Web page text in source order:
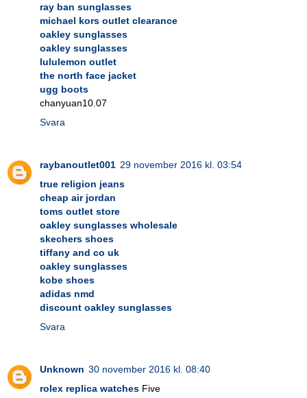
ray ban sunglasses
michael kors outlet clearance
oakley sunglasses
oakley sunglasses
lululemon outlet
the north face jacket
ugg boots
chanyuan10.07
Svara
raybanoutlet001 29 november 2016 kl. 03:54
true religion jeans
cheap air jordan
toms outlet store
oakley sunglasses wholesale
skechers shoes
tiffany and co uk
oakley sunglasses
kobe shoes
adidas nmd
discount oakley sunglasses
Svara
Unknown 30 november 2016 kl. 08:40
rolex replica watches Five